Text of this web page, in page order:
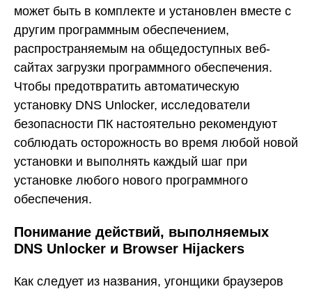
может быть в комплекте и установлен вместе с
другим программным обеспечением,
распространяемым на общедоступных веб-
сайтах загрузки программного обеспечения.
Чтобы предотвратить автоматическую
установку DNS Unlocker, исследователи
безопасности ПК настоятельно рекомендуют
соблюдать осторожность во время любой новой
установки и выполнять каждый шаг при
установке любого нового программного
обеспечения.
Понимание действий, выполняемых
DNS Unlocker и Browser Hijackers
Как следует из названия, угонщики браузеров